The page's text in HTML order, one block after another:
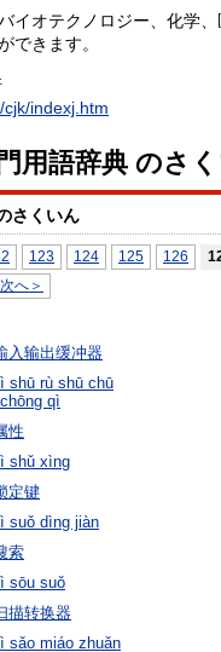
イオテクノロジー、化学
できます。
indexj.htm
用語辞典 のさ
さくいん
123 124 125 126
次へ＞
入输出缓冲器
shū rù shū chū
qì
性
shǔ xìng
定键
suǒ dìng jiàn
索
sōu suǒ
描转换器
sǎo miáo zhuǎn